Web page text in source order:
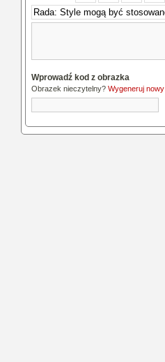
Wprowadź kod z obrazka
Obrazek nieczytelny? Wygeneruj nowy